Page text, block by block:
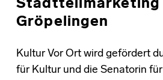
Stadtteilmarketing
Gröpelingen
Kultur Vor Ort wird gefördert
für Kultur und die Senatorin